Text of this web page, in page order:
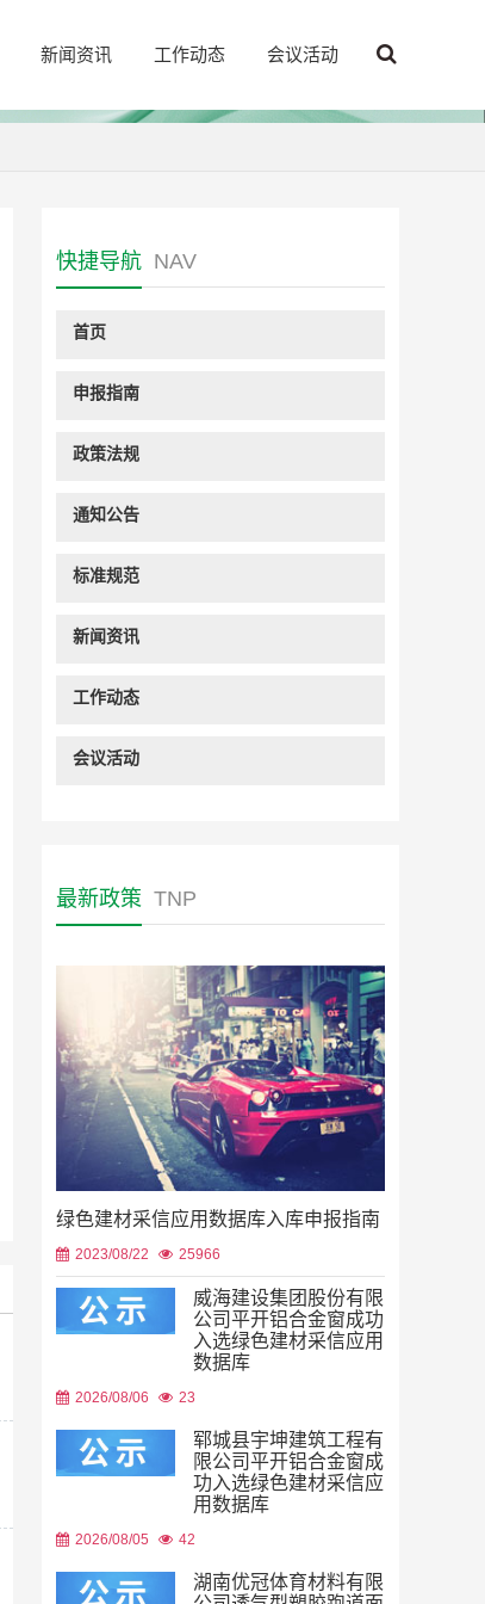
新闻资讯 工作动态 会议活动
快捷导航 NAV
首页
申报指南
政策法规
通知公告
标准规范
新闻资讯
工作动态
会议活动
最新政策 TNP
绿色建材采信应用数据库入库申报指南
2023/08/22 25966
威海建设集团股份有限
公司平开铝合金窗成功
入选绿色建材采信应用
数据库
2026/08/06 23
郓城县宇坤建筑工程有
限公司平开铝合金窗成
功入选绿色建材采信应
用数据库
2026/08/05 42
湖南优冠体育材料有限